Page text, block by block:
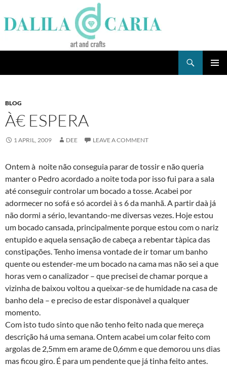
to
content
BLOG
À€ ESPERA
1 APRIL, 2009 DEE LEAVE A COMMENT
Ontem à noite não conseguia parar de tossir e não queria
manter o Pedro acordado a noite toda por isso fui para a sala
até conseguir controlar um bocado a tosse. Acabei por
adormecer no sofá e só acordei à s 6 da manhã. A partir daà­ já
não dormi a sério, levantando-me diversas vezes. Hoje estou
um bocado cansada, principalmente porque estou com o nariz
entupido e aquela sensação de cabeça a rebentar tà­pica das
constipações. Tenho imensa vontade de ir tomar um banho
quente ou estender-me um bocado na cama mas não sei a que
horas vem o canalizador – que precisei de chamar porque a
vizinha de baixou voltou a queixar-se de humidade na casa de
banho dela – e preciso de estar disponà­vel a qualquer
momento.
Com isto tudo sinto que não tenho feito nada que mereça
descrição há uma semana. Ontem acabei um colar feito com
argolas de 2,5mm em arame de 0,6mm e que demorou uns dias
mas ficou giro. É para um pendente que já tinha feito antes.